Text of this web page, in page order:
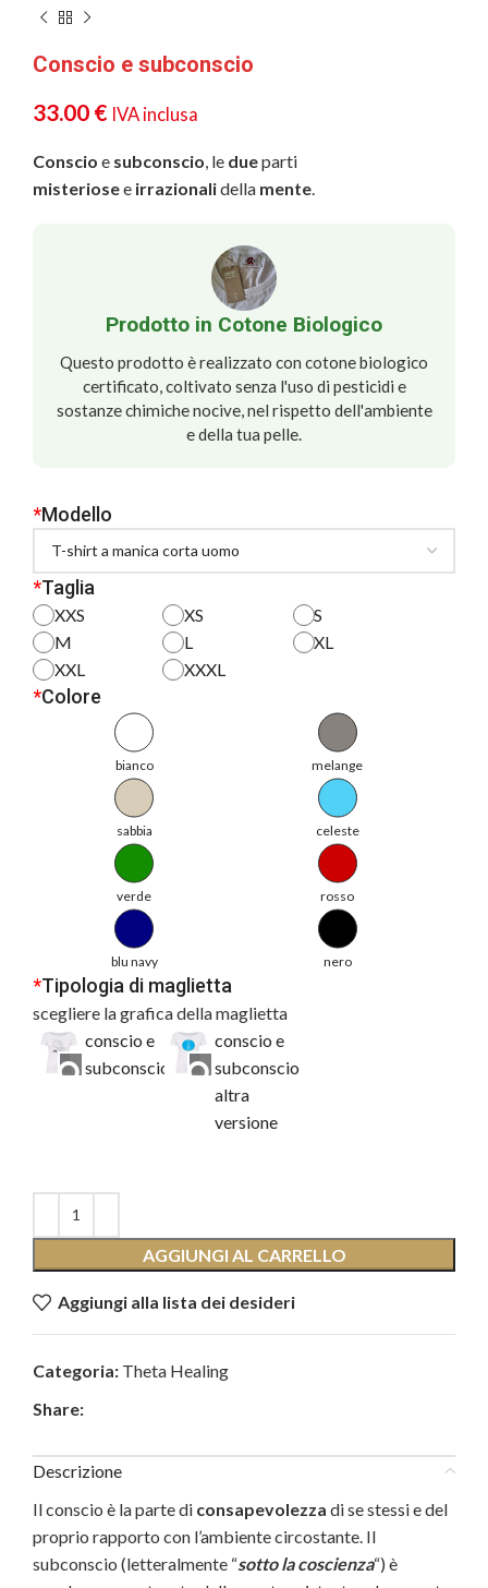
Conscio e subconscio
33.00 € IVA inclusa
Conscio e subconscio , le dueparti
misteriosee irrazionalidella mente
Prodotto in Cotone Biologico
Questo prodotto è realizzato con cotone biologico
certificato, coltivato senza l'uso di pesticidi e
sostanze chimiche nocive, nel rispetto dell'ambiente
e della tua pelle.
*Modello
*Taglia
XXS XS
S
M
L
XL
XXL
XXXL
*Colore
bianco melange
sabbia celeste
verde rosso
blu navy nero
*Tipologia di maglietta
scegliere la grafica della maglietta
conscio e
subconscio
conscio e
subconscio
altra
versione
AGGIUNGI AL CARRELLO
Aggiungi alla lista dei desideri
Categoria: Theta Healing
Share:
Descrizione
Il conscio è la parte di consapevolezza di se stessi e del
proprio rapporto con l’ambiente circostante. Il
subconscio (letteralmente “sotto la coscienza“) è